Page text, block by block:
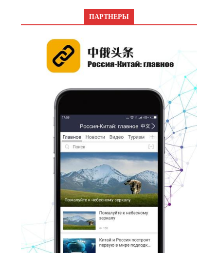
ПАРТНЕРЫ